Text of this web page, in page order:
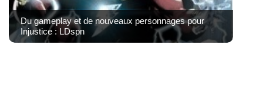
Du gameplay et de nouveaux personnages pour
Injustice : LDspn